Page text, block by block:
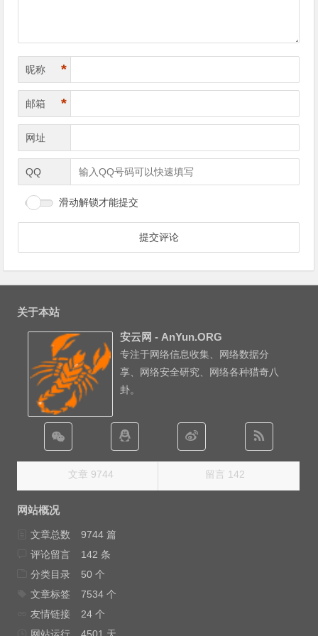
昵称 *
邮箱 *
网址
QQ
滑动解锁才能提交
关于本站
安云网 - AnYun.ORG
专注于网络信息收集、网络数据分
享、网络安全研究、网络各种猎奇八
卦。
文章 9744 留言 142
网站概况
文章总数
9744 篇
评论留言
142 条
分类目录
50 个
文章标签
7534 个
友情链接
24 个